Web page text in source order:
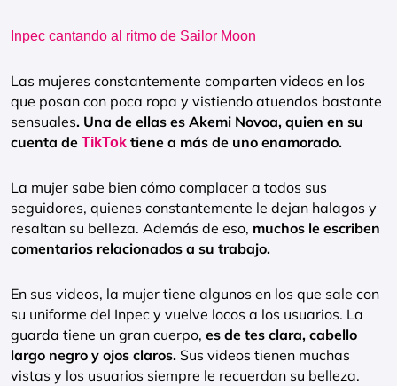
Inpec cantando al ritmo de Sailor Moon
Las mujeres constantemente comparten videos en los
que posan con poca ropa y vistiendo atuendos bastante
sensuales. Una de ellas es Akemi Novoa, quien en su
cuenta de TikTok tiene a más de uno enamorado.
La mujer sabe bien cómo complacer a todos sus
seguidores, quienes constantemente le dejan halagos y
resaltan su belleza. Además de eso, muchos le escriben
comentarios relacionados a su trabajo.
En sus videos, la mujer tiene algunos en los que sale con
su uniforme del Inpec y vuelve locos a los usuarios. La
guarda tiene un gran cuerpo, es de tes clara, cabello
largo negro y ojos claros. Sus videos tienen muchas
vistas y los usuarios siempre le recuerdan su belleza.